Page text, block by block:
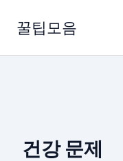
로
꿀팁모음
건강 문제